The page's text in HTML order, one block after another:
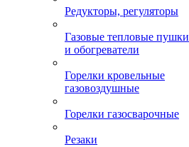
Редукторы, регуляторы
Газовые тепловые пушки
и обогреватели
Горелки кровельные
газовоздушные
Горелки газосварочные
Резаки